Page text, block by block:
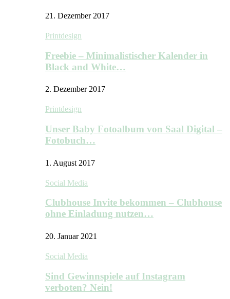
21. Dezember 2017
Printdesign
Freebie – Minimalistischer Kalender in
Black and White…
2. Dezember 2017
Printdesign
Unser Baby Fotoalbum von Saal Digital –
Fotobuch…
1. August 2017
Social Media
Clubhouse Invite bekommen – Clubhouse
ohne Einladung nutzen…
20. Januar 2021
Social Media
Sind Gewinnspiele auf Instagram
verboten? Nein!